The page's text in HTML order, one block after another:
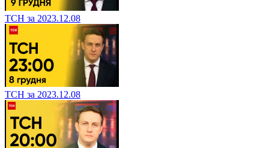
ТСН за 2023.12.08
ТСН за 2023.12.08